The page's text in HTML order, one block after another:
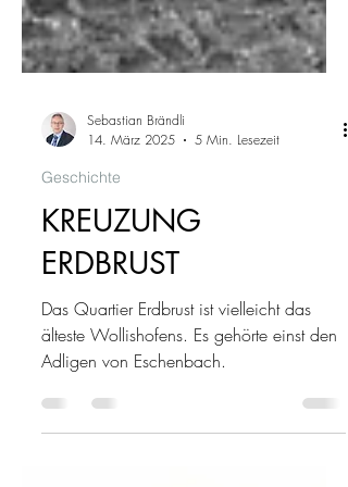
14. März 2025
Geschichte
KREUZUNG
ERDBRUST
Das Quartier Erdbrust ist vielleicht das
älteste Wollishofens. Es gehörte einst den
Adligen von Eschenbach.